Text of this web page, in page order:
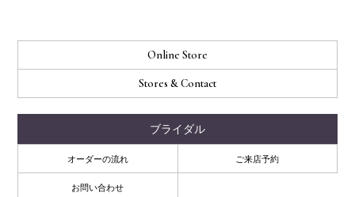
Online Store
Stores & Contact
ブライダル
オーダーの流れ ご来店予約
お問い合わせ